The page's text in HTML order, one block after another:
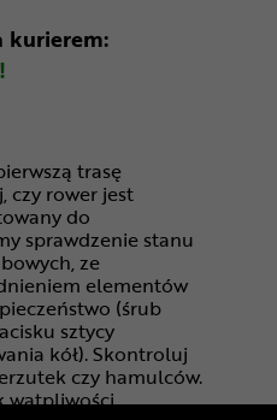
kurierem:
trasę
czy rower jest
do
sprawdzenie stanu
ze
elementów
(śrub
sztycy
kół). Skontroluj
czy hamulców.
wątpliwości